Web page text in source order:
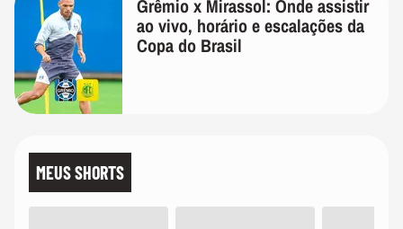
Grêmio x Mirassol: Onde assistir
ao vivo, horário e escalações da
Copa do Brasil
MEUS SHORTS